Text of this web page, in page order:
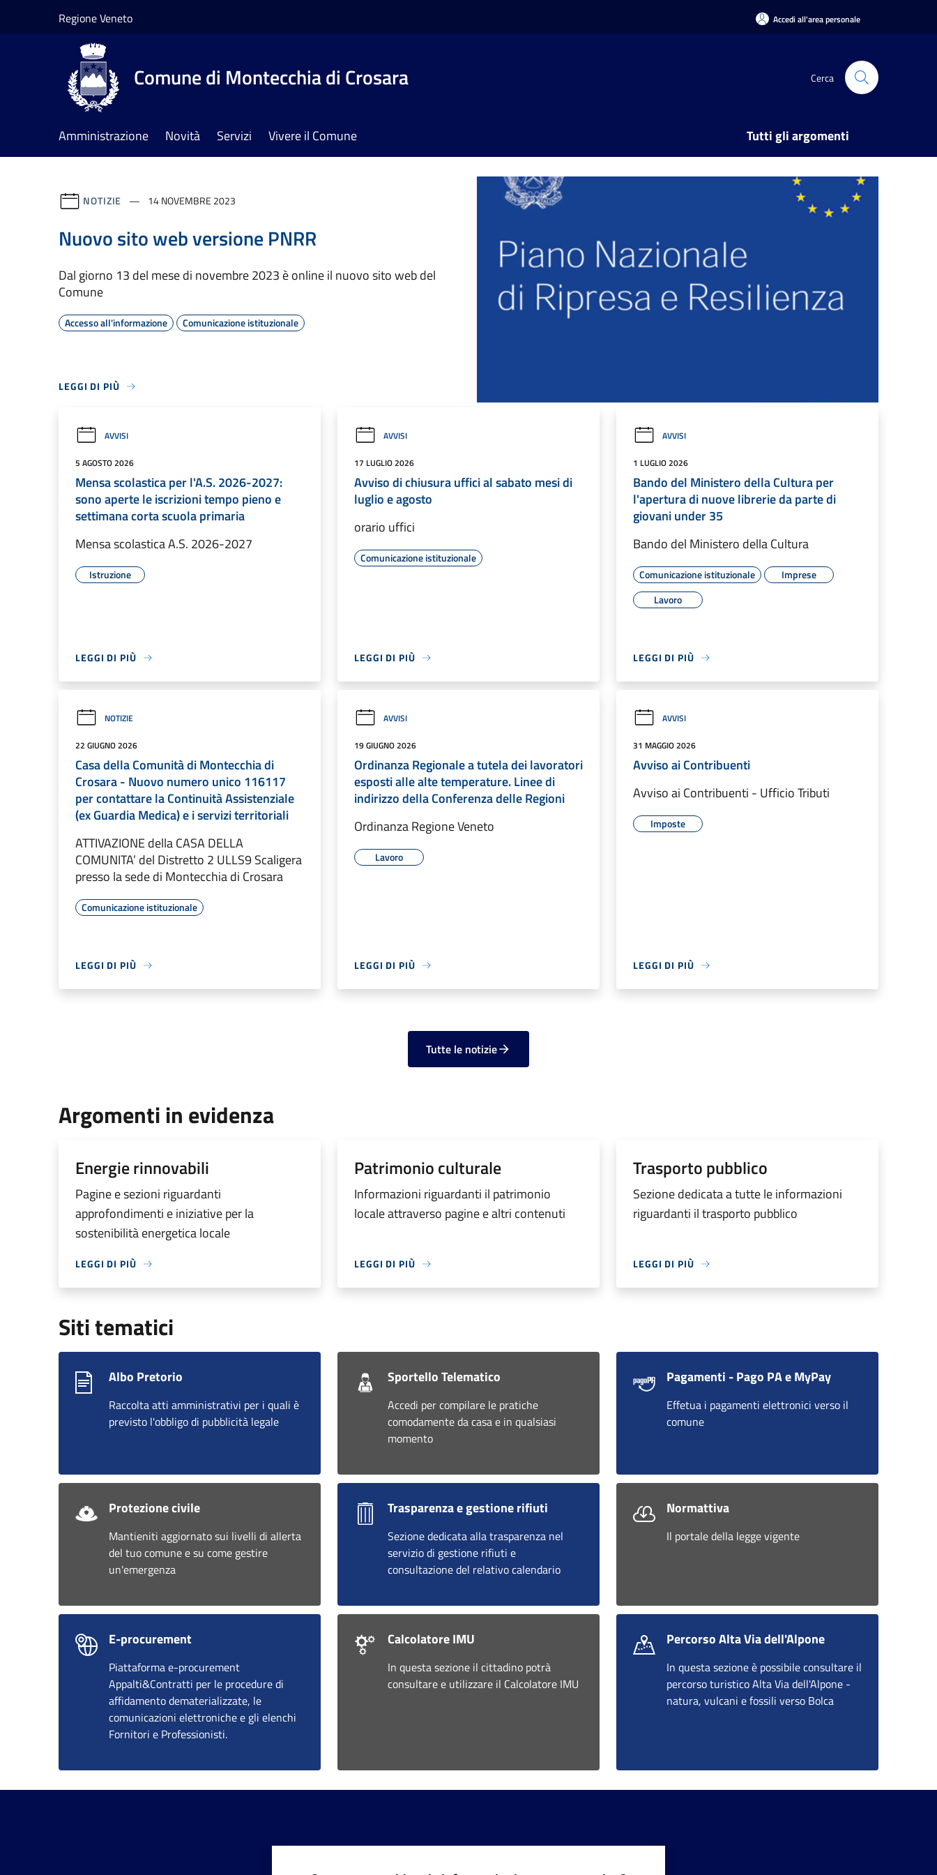
Regione Veneto Accedi all'area personale
Comune di Montecchia di Crosara Cerca
Amministrazione Novità Servizi Vivere il Comune Tutti gli argomenti
NOTIZIE 14 NOVEMBRE 2023
Nuovo sito web versione PNRR
Dal giorno 13 del mese di novembre 2023 è online il nuovo sito web del
Comune
Accesso all'informazione Comunicazione istituzionale
LEGGI DI PIÙ
AVVISI
5 AGOSTO 2026
Mensa scolastica per l'A.S. 2026-2027:
sono aperte le iscrizioni tempo pieno e
settimana corta scuola primaria
Mensa scolastica A.S. 2026-2027
Istruzione
LEGGI DI PIÙ
AVVISI
17 LUGLIO 2026
Avviso di chiusura uffici al sabato mesi di
luglio e agosto
orario uffici
Comunicazione istituzionale
LEGGI DI PIÙ
AVVISI
1 LUGLIO 2026
Bando del Ministero della Cultura per
l'apertura di nuove librerie da parte di
giovani under 35
Bando del Ministero della Cultura
Comunicazione istituzionale
Imprese
Lavoro
LEGGI DI PIÙ
NOTIZIE
22 GIUGNO 2026
Casa della Comunità di Montecchia di
Crosara - Nuovo numero unico 116117
per contattare la Continuità Assistenziale
(ex Guardia Medica) e i servizi territoriali
ATTIVAZIONE della CASA DELLA
COMUNITA’ del Distretto 2 ULLS9 Scaligera
presso la sede di Montecchia di Crosara
Comunicazione istituzionale
LEGGI DI PIÙ
AVVISI
19 GIUGNO 2026
Ordinanza Regionale a tutela dei lavoratori
esposti alle alte temperature. Linee di
indirizzo della Conferenza delle Regioni
Ordinanza Regione Veneto
Lavoro
LEGGI DI PIÙ
AVVISI
31 MAGGIO 2026
Avviso ai Contribuenti
Avviso ai Contribuenti - Ufficio Tributi
Imposte
LEGGI DI PIÙ
Tutte le notizie
Argomenti in evidenza
Energie rinnovabili
Pagine e sezioni riguardanti
approfondimenti e iniziative per la
sostenibilità energetica locale
LEGGI DI PIÙ
Patrimonio culturale
Informazioni riguardanti il patrimonio
locale attraverso pagine e altri contenuti
LEGGI DI PIÙ
Trasporto pubblico
Sezione dedicata a tutte le informazioni
riguardanti il trasporto pubblico
LEGGI DI PIÙ
Siti tematici
Albo Pretorio
Raccolta atti amministrativi per i quali è
previsto l'obbligo di pubblicità legale
Sportello Telematico
Accedi per compilare le pratiche
comodamente da casa e in qualsiasi
momento
Pagamenti - Pago PA e MyPay
Effetua i pagamenti elettronici verso il
comune
Protezione civile
Mantieniti aggiornato sui livelli di allerta
del tuo comune e su come gestire
un'emergenza
Trasparenza e gestione rifiuti
Sezione dedicata alla trasparenza nel
servizio di gestione rifiuti e
consultazione del relativo calendario
Normattiva
Il portale della legge vigente
E-procurement
Piattaforma e-procurement
Appalti&Contratti per le procedure di
affidamento dematerializzate, le
comunicazioni elettroniche e gli elenchi
Fornitori e Professionisti.
Calcolatore IMU
In questa sezione il cittadino potrà
consultare e utilizzare il Calcolatore IMU
Percorso Alta Via dell'Alpone
In questa sezione è possibile consultare il
percorso turistico Alta Via dell'Alpone -
natura, vulcani e fossili verso Bolca